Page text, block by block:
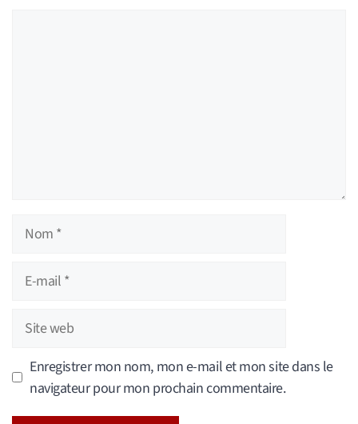
Nom
Site
web
Enregistrer mon nom, mon e-mail et mon site dans le
navigateur pour mon prochain commentaire.